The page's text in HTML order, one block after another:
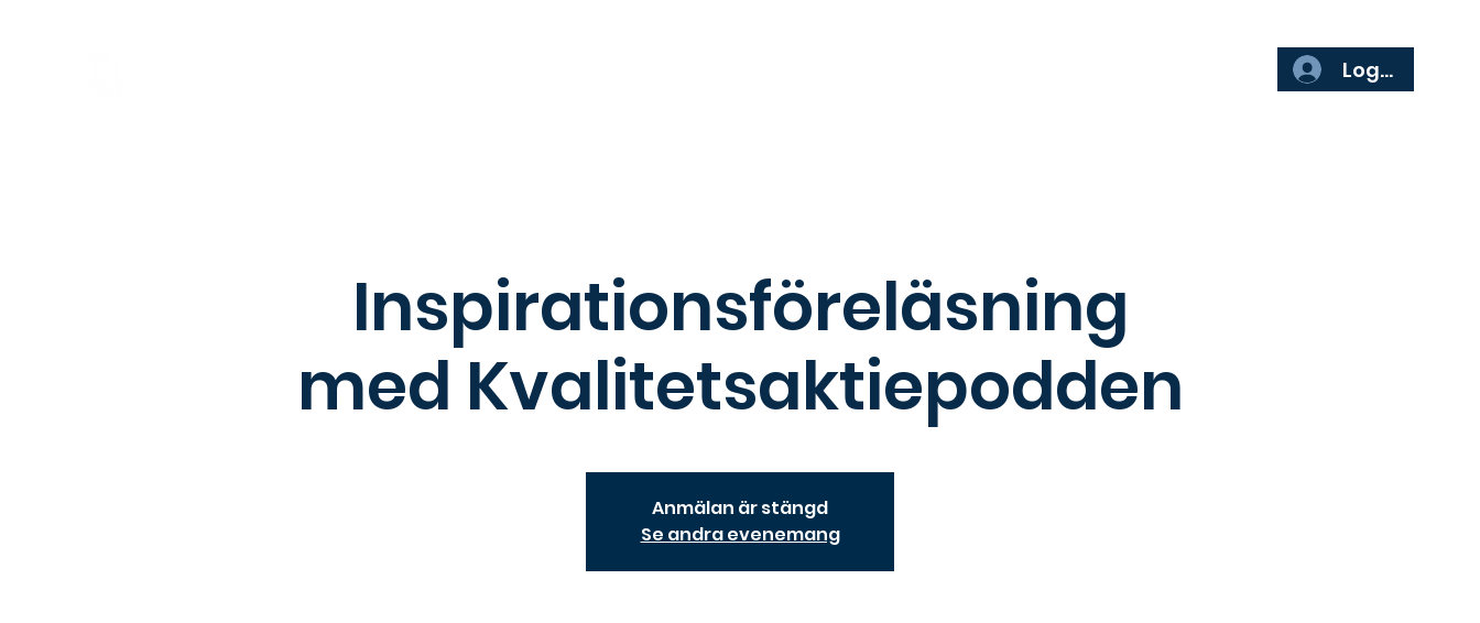
Logga in
Inspirationsföreläsning
med Kvalitetsaktiepodden
Anmälan är stängd
Se andra evenemang